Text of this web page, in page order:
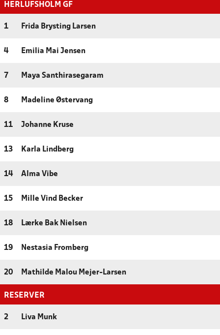
HERLUFSHOLM GF
1 Frida Brysting Larsen
4 Emilia Mai Jensen
7 Maya Santhirasegaram
8 Madeline Østervang
11 Johanne Kruse
13 Karla Lindberg
14 Alma Vibe
15 Mille Vind Becker
18 Lærke Bak Nielsen
19 Nestasia Fromberg
20 Mathilde Malou Mejer-Larsen
RESERVER
2 Liva Munk